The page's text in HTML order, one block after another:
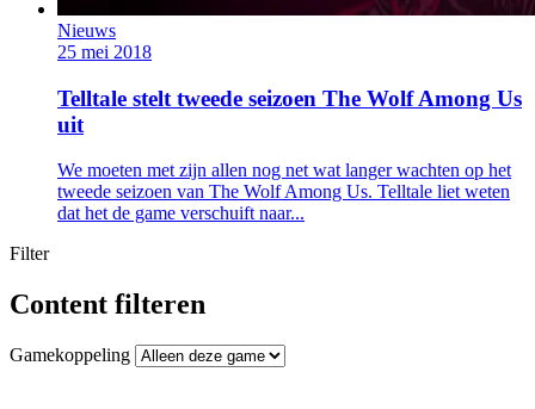
Nieuws
25 mei 2018
Telltale stelt tweede seizoen The Wolf Among Us
uit
We moeten met zijn allen nog net wat langer wachten op het
tweede seizoen van The Wolf Among Us. Telltale liet weten
dat het de game verschuift naar...
Filter
Content filteren
Gamekoppeling